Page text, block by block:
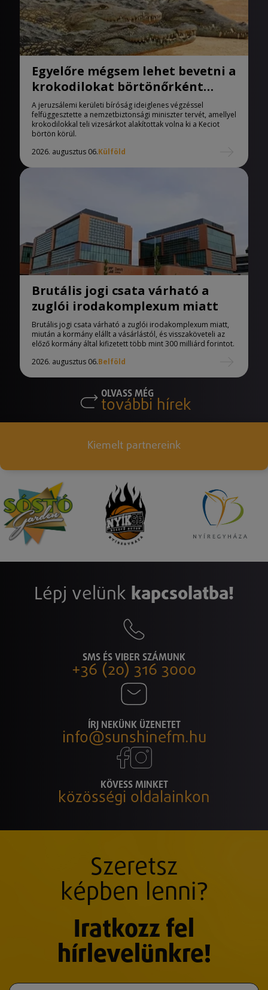
Egyelőre mégsem lehet bevetni a
krokodilokat börtönőrként
Izraelben
A jeruzsálemi kerületi bíróság ideiglenes végzéssel
felfüggesztette a nemzetbiztonsági miniszter tervét, amellyel
krokodilokkal teli vizesárkot alakítottak volna ki a Keciot
börtön körül.
2026. augusztus 06.Külföld
Brutális jogi csata várható a
zuglói irodakomplexum miatt
Brutális jogi csata várható a zuglói irodakomplexum miatt,
miután a kormány elállt a vásárlástól, és visszaköveteli az
előző kormány által kifizetett több mint 300 milliárd forintot.
2026. augusztus 06.Belföld
OLVASS MÉG
további hírek
Kiemelt partnereink
Lépj velünk kapcsolatba!
SMS ÉS VIBER SZÁMUNK
+36 (20) 316 3000
ÍRJ NEKÜNK ÜZENETET
info@sunshinefm.hu
KÖVESS MINKET
közösségi oldalainkon
Szeretsz
képben lenni?
Iratkozz fel
hírlevelünkre!